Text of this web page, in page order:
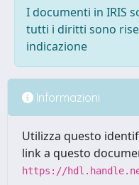
I documenti in IRIS
tutti i diritti sono
indicazione
Informazioni
Utilizza questo
link a questo
https://